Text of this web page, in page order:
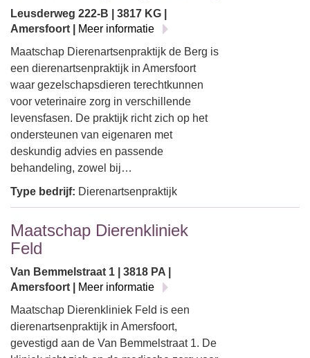
Leusderweg 222-B | 3817 KG |
Amersfoort |
Meer informatie
Maatschap Dierenartsenpraktijk de Berg is
een dierenartsenpraktijk in Amersfoort
waar gezelschapsdieren terechtkunnen
voor veterinaire zorg in verschillende
levensfasen. De praktijk richt zich op het
ondersteunen van eigenaren met
deskundig advies en passende
behandeling, zowel bij…
Type bedrijf: Dierenartsenpraktijk
Maatschap Dierenkliniek
Feld
Van Bemmelstraat 1 | 3818 PA |
Amersfoort |
Meer informatie
Maatschap Dierenkliniek Feld is een
dierenartsenpraktijk in Amersfoort,
gevestigd aan de Van Bemmelstraat 1. De